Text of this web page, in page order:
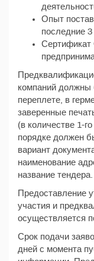
Опыт
последние 3
компаний должны
переплете, в
заверенные
(в количестве 1-
порядке должен
вариант
наименование
название тендера.
Предоставление
участия и
осуществляется
Срок подачи
дней с момента